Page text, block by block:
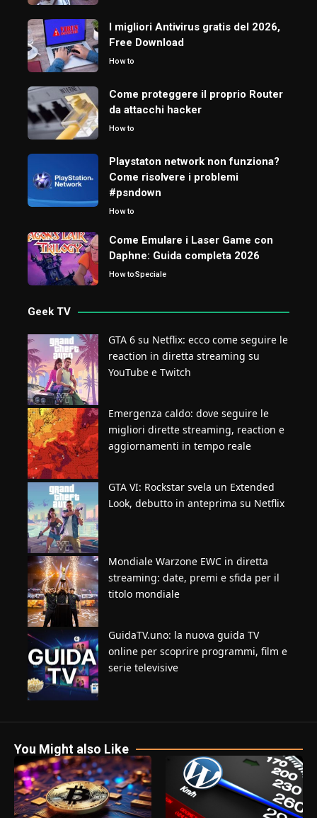
I migliori Antivirus gratis del 2026,
Free Download
How to
Come proteggere il proprio Router
da attacchi hacker
How to
Playstaton network non funziona?
Come risolvere i problemi
#psndown
How to
Come Emulare i Laser Game con
Daphne: Guida completa 2026
How toSpeciale
Geek TV
GTA 6 su Netflix: ecco come seguire le
reaction in diretta streaming su
YouTube e Twitch
Emergenza caldo: dove seguire le
migliori dirette streaming, reaction e
aggiornamenti in tempo reale
GTA VI: Rockstar svela un Extended
Look, debutto in anteprima su Netflix
Mondiale Warzone EWC in diretta
streaming: date, premi e sfida per il
titolo mondiale
GuidaTV.uno: la nuova guida TV
online per scoprire programmi, film e
serie televisive
You Might also Like